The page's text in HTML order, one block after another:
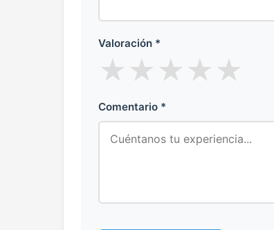
Valoración *
★
★
★
★
★
Comentario *